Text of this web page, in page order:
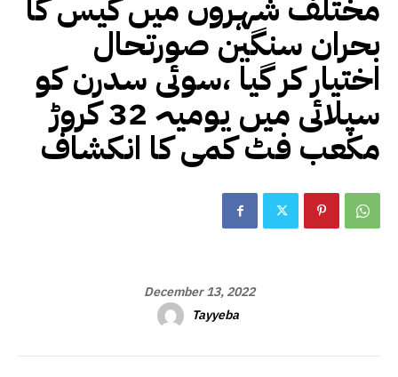
مختلف شہروں میں گیس کا
بحران سنگین صورتحال
اختیار کر گیا ،سوئی سدرن کو
سپلائی میں یومیہ 32 کروڑ
مکعب فٹ کمی کا انکشاف
December 13, 2022
Tayyeba